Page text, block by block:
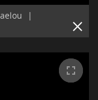
|